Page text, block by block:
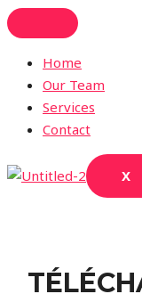
Skip
to
contentHome
Our Team
Services
Contact
X